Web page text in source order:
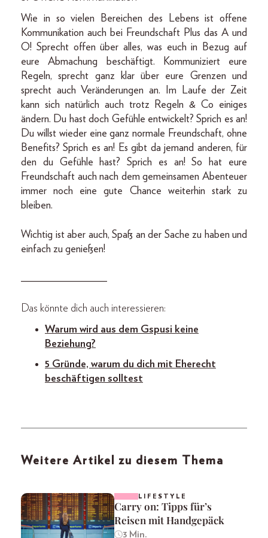
Wie in so vielen Bereichen des Lebens ist offene
Kommunikation auch bei Freundschaft Plus das A und
O! Sprecht offen über alles, was euch in Bezug auf
eure Abmachung beschäftigt. Kommuniziert eure
Regeln, sprecht ganz klar über eure Grenzen und
sprecht auch Veränderungen an. Im Laufe der Zeit
kann sich natürlich auch trotz Regeln & Co einiges
ändern. Du hast doch Gefühle entwickelt? Sprich es an!
Du willst wieder eine ganz normale Freundschaft, ohne
Benefits? Sprich es an! Es gibt da jemand anderen, für
den du Gefühle hast? Sprich es an! So hat eure
Freundschaft auch nach dem gemeinsamen Abenteuer
immer noch eine gute Chance weiterhin stark zu
bleiben.
Wichtig ist aber auch, Spaß an der Sache zu haben und
einfach zu genießen!
________________
Das könnte dich auch interessieren:
Warum wird aus dem Gspusi keine
Beziehung?
5 Gründe, warum du dich mit Eherecht
beschäftigen solltest
Weitere Artikel zu diesem Thema
LIFESTYLE
Carry on: Tipps für’s
Reisen mit Handgepäck
3 Min.